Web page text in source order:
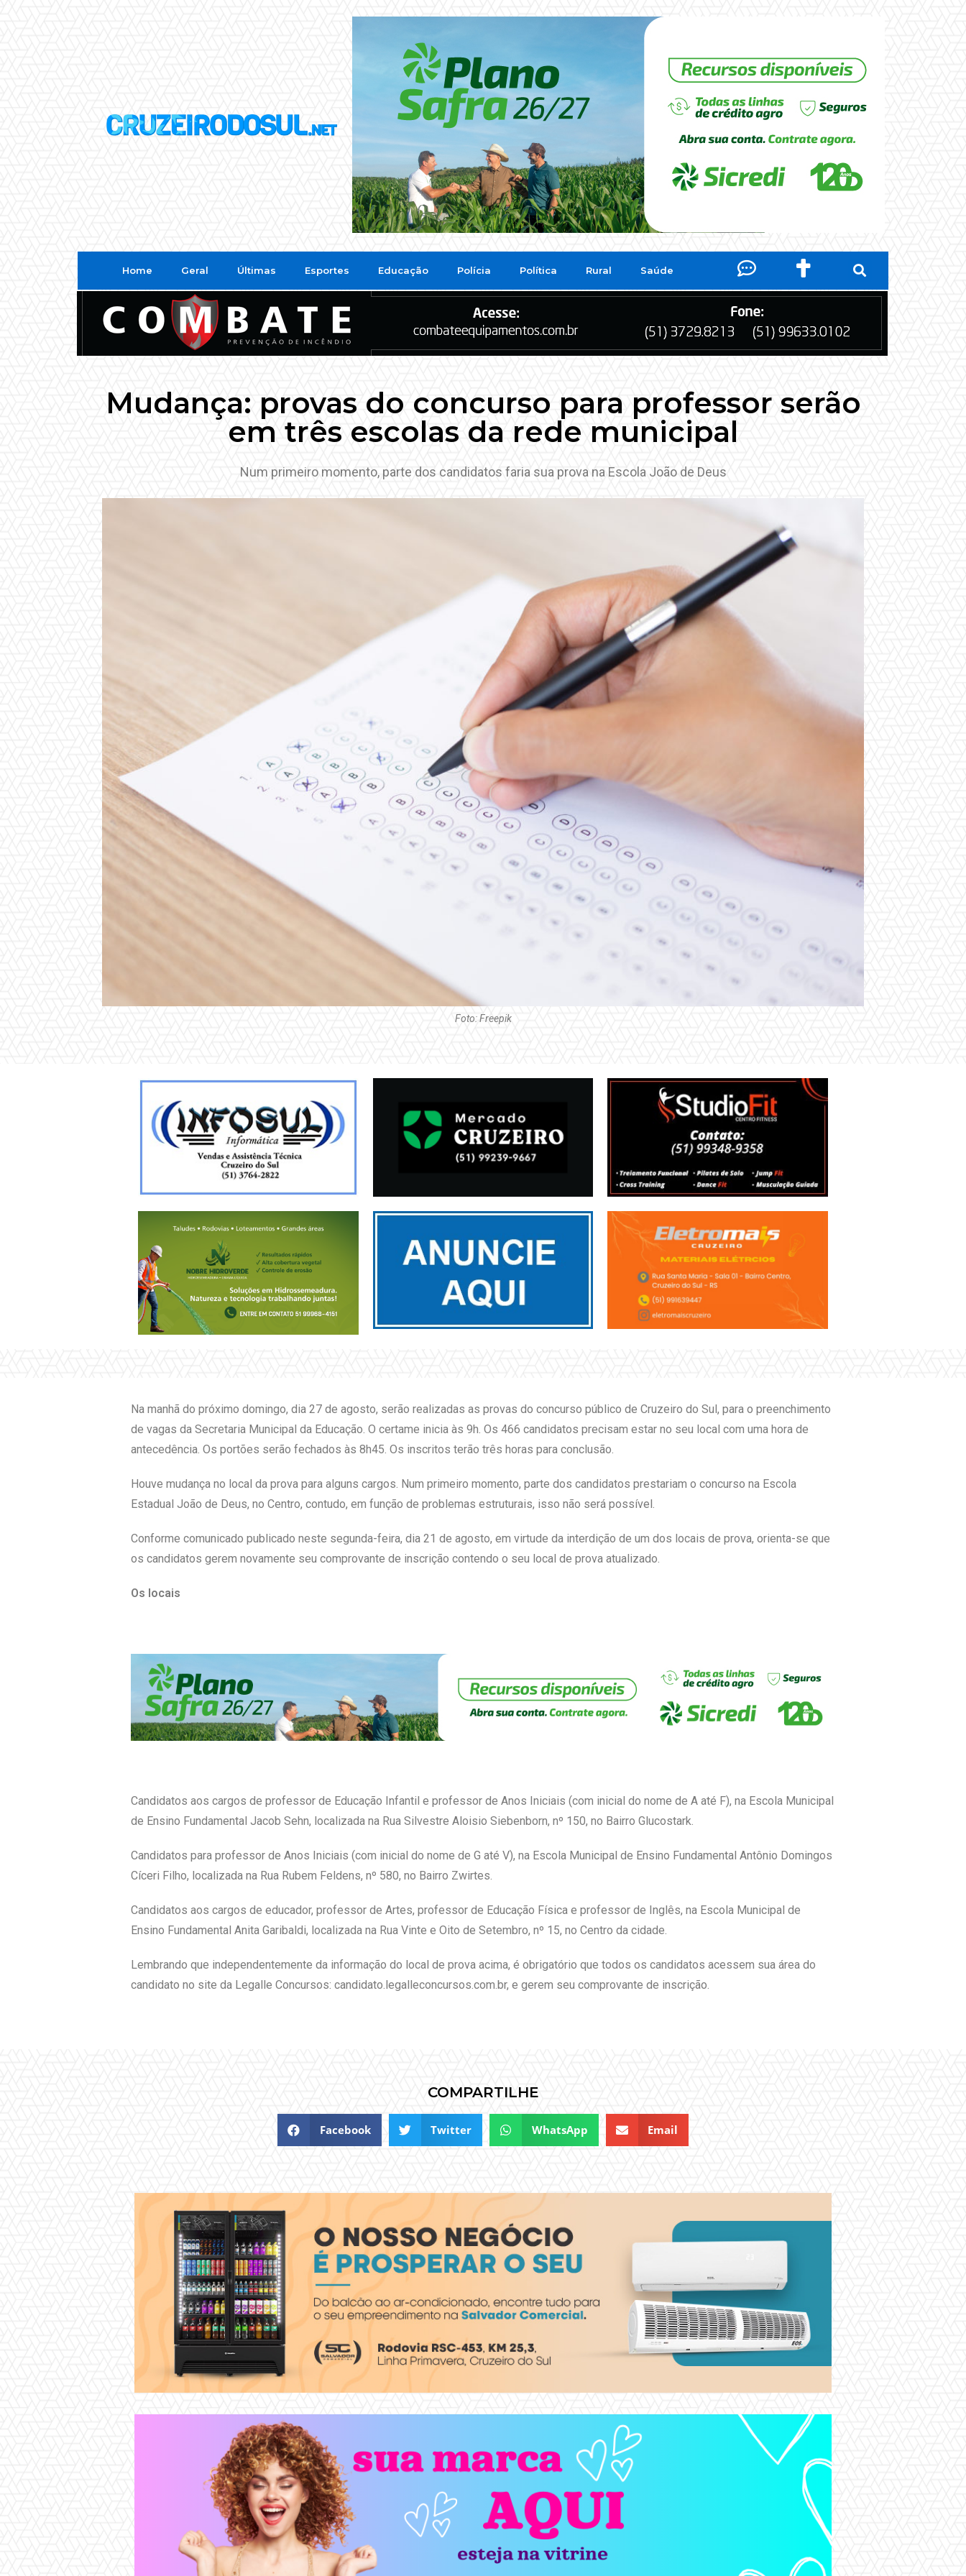
Home Geral Últimas Esportes Educação Polícia Política Rural Saúde
Mudança: provas do concurso para professor serão
em três escolas da rede municipal
Num primeiro momento, parte dos candidatos faria sua prova na Escola João de Deus
Foto: Freepik
Na manhã do próximo domingo, dia 27 de agosto, serão realizadas as provas do concurso público de Cruzeiro do Sul, para o preenchimento
de vagas da Secretaria Municipal da Educação. O certame inicia às 9h. Os 466 candidatos precisam estar no seu local com uma hora de
antecedência. Os portões serão fechados às 8h45. Os inscritos terão três horas para conclusão.
Houve mudança no local da prova para alguns cargos. Num primeiro momento, parte dos candidatos prestariam o concurso na Escola
Estadual João de Deus, no Centro, contudo, em função de problemas estruturais, isso não será possível.
Conforme comunicado publicado neste segunda-feira, dia 21 de agosto, em virtude da interdição de um dos locais de prova, orienta-se que
os candidatos gerem novamente seu comprovante de inscrição contendo o seu local de prova atualizado.
Os locais
Candidatos aos cargos de professor de Educação Infantil e professor de Anos Iniciais (com inicial do nome de A até F), na Escola Municipal
de Ensino Fundamental Jacob Sehn, localizada na Rua Silvestre Aloisio Siebenborn, nº 150, no Bairro Glucostark.
Candidatos para professor de Anos Iniciais (com inicial do nome de G até V), na Escola Municipal de Ensino Fundamental Antônio Domingos
Cíceri Filho, localizada na Rua Rubem Feldens, nº 580, no Bairro Zwirtes.
Candidatos aos cargos de educador, professor de Artes, professor de Educação Física e professor de Inglês, na Escola Municipal de
Ensino Fundamental Anita Garibaldi, localizada na Rua Vinte e Oito de Setembro, nº 15, no Centro da cidade.
Lembrando que independentemente da informação do local de prova acima, é obrigatório que todos os candidatos acessem sua área do
candidato no site da Legalle Concursos: candidato.legalleconcursos.com.br, e gerem seu comprovante de inscrição.
COMPARTILHE
Facebook Twitter WhatsApp Email